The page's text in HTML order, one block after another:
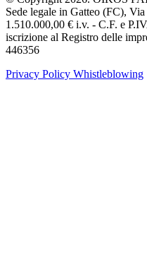
Sede legale in Gatteo (FC),
1.510.000,00 € i.v. - C.F. e
iscrizione al Registro delle
446356
Privacy Policy Whistleblowing